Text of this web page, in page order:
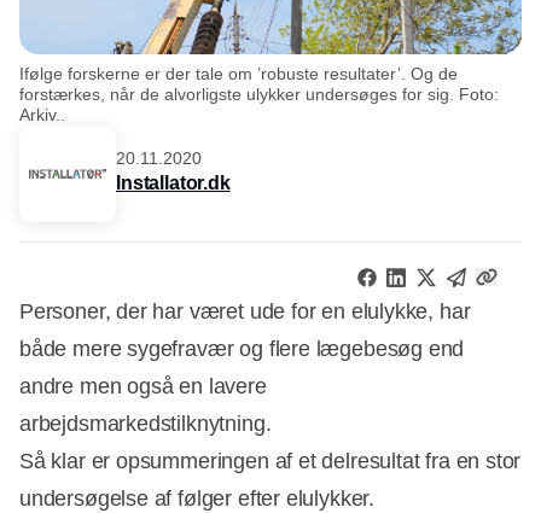
Ifølge forskerne er der tale om ’robuste resultater’. Og de
forstærkes, når de alvorligste ulykker undersøges for sig. Foto:
Arkiv..
20.11.2020
Installator.dk
Personer, der har været ude for en elulykke, har
både mere sygefravær og flere lægebesøg end
andre men også en lavere
arbejdsmarkedstilknytning.
Så klar er opsummeringen af et delresultat fra en stor
undersøgelse af følger efter elulykker.